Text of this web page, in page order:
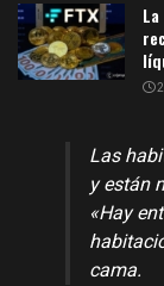
Las
y están
«Hay
cama.